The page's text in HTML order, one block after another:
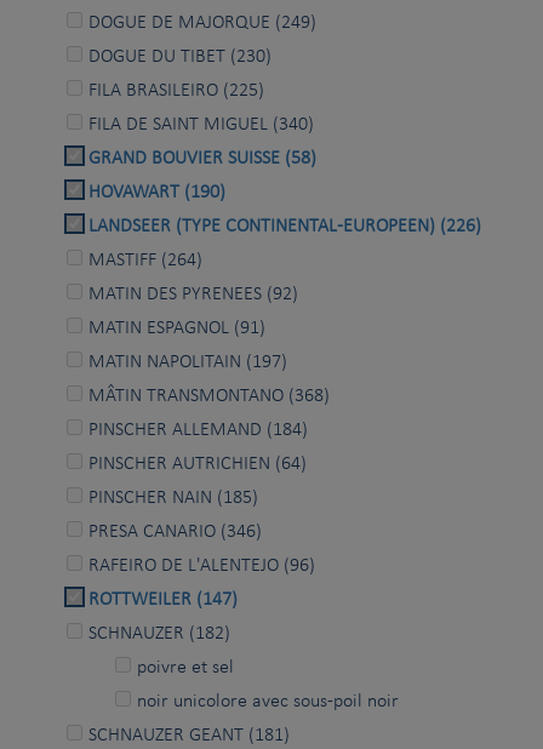
DOGUE DE MAJORQUE (249)
DOGUE DU TIBET (230)
FILA BRASILEIRO (225)
FILA DE SAINT MIGUEL (340)
GRAND BOUVIER SUISSE (58)
HOVAWART (190)
LANDSEER (TYPE CONTINENTAL-EUROPEEN) (226)
MASTIFF (264)
MATIN DES PYRENEES (92)
MATIN ESPAGNOL (91)
MATIN NAPOLITAIN (197)
MÂTIN TRANSMONTANO (368)
PINSCHER ALLEMAND (184)
PINSCHER AUTRICHIEN (64)
PINSCHER NAIN (185)
PRESA CANARIO (346)
RAFEIRO DE L'ALENTEJO (96)
ROTTWEILER (147)
SCHNAUZER (182)
poivre et sel
noir unicolore avec sous-poil noir
SCHNAUZER GEANT (181)